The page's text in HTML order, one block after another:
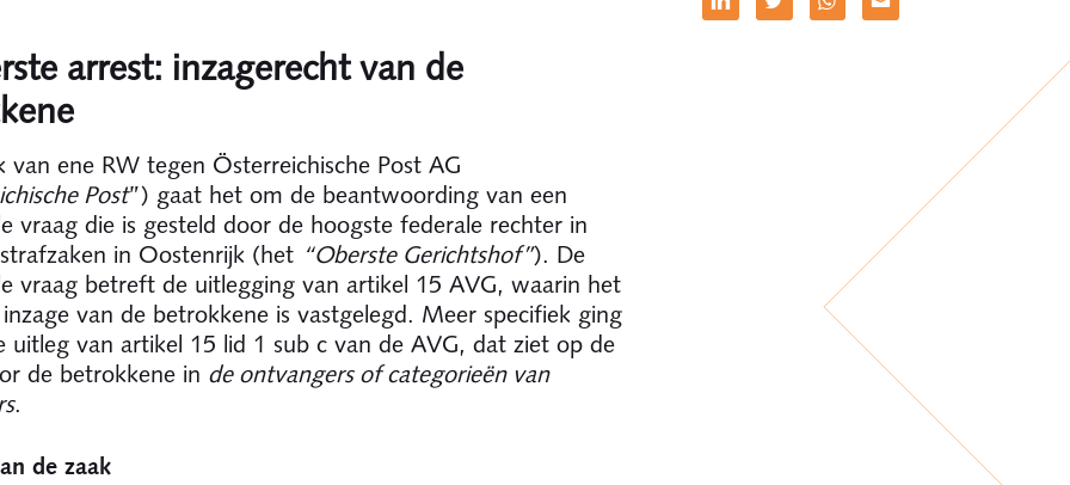
arrest: inzagerecht van de
van ene RW tegen Österreichische Post AG
Post”) gaat het om de beantwoording van een
vraag die is gesteld door de hoogste federale rechter in
in Oostenrijk (het “Oberste Gerichtshof”). De
vraag betreft de uitlegging van artikel 15 AVG, waarin het
van de betrokkene is vastgelegd. Meer specifiek ging
uitleg van artikel 15 lid 1 sub c van de AVG, dat ziet op de
de betrokkene in de ontvangers of categorieën van
.
de zaak